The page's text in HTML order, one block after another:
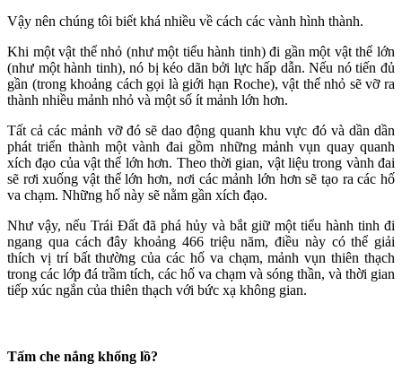
Vậy nên chúng tôi biết khá nhiều về cách các vành hình thành.
Khi một vật thể nhỏ (như một tiểu hành tinh) đi gần một vật thể lớn
(như một hành tinh), nó bị kéo dãn bởi lực hấp dẫn. Nếu nó tiến đủ
gần (trong khoảng cách gọi là giới hạn Roche), vật thể nhỏ sẽ vỡ ra
thành nhiều mảnh nhỏ và một số ít mảnh lớn hơn.
Tất cả các mảnh vỡ đó sẽ dao động quanh khu vực đó và dần dần
phát triển thành một vành đai gồm những mảnh vụn quay quanh
xích đạo của vật thể lớn hơn. Theo thời gian, vật liệu trong vành đai
sẽ rơi xuống vật thể lớn hơn, nơi các mảnh lớn hơn sẽ tạo ra các hố
va chạm. Những hố này sẽ nằm gần xích đạo.
Như vậy, nếu Trái Đất đã phá hủy và bắt giữ một tiểu hành tinh đi
ngang qua cách đây khoảng 466 triệu năm, điều này có thể giải
thích vị trí bất thường của các hố va chạm, mảnh vụn thiên thạch
trong các lớp đá trầm tích, các hố va chạm và sóng thần, và thời gian
tiếp xúc ngắn của thiên thạch với bức xạ không gian.
Tấm che nắng khổng lồ?